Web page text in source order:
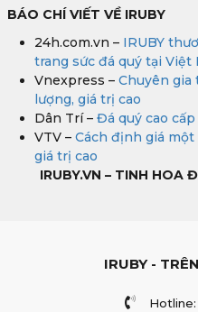
BÁO CHÍ VIẾT VỀ IRUBY
24h.com.vn – IRUBY
trang sức đá quý tại Việt
Vnexpress – Chuyên gia
lượng, giá trị cao
Dân Trí – Đá quý cao
VTV – Cách định giá
giá trị cao
IRUBY.VN – TINH HOA
IRUBY -